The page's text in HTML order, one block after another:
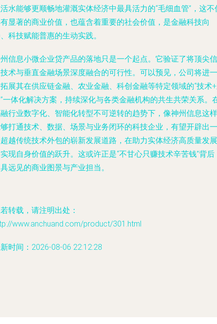
水能够更顺畅地灌溉实体经济中最具活力的“毛细血管”，这不
显著的商业价值，也蕴含着重要的社会价值，是金融科技向
科技赋能普惠的生动实践。
信息小微企业贷产品的落地只是一个起点。它验证了将顶尖信
术与垂直金融场景深度融合的可行性。可以预见，公司将进一
展其在供应链金融、农业金融、科创金融等特定领域的“技术
一体化解决方案，持续深化与各类金融机构的共生共荣关系。
行业数字化、智能化转型不可逆转的趋势下，像神州信息这样
打通技术、数据、场景与业务闭环的科技企业，有望开辟出一
越传统技术外包的崭新发展道路，在助力实体经济高质量发展
现自身价值的跃升。这或许正是“不甘心只赚技术辛苦钱”背后
远见的商业图景与产业担当。
转载，请注明出处：
www.anchuand.com/product/301.html
时间：2026-08-06 22:12:28